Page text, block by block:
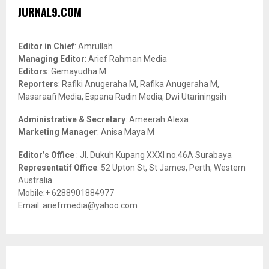
h
o
r
:
JURNAL9.COM
Editor in Chief: Amrullah
Managing Editor: Arief Rahman Media
Editors: Gemayudha M
Reporters: Rafiki Anugeraha M, Rafika Anugeraha M,
Masaraafi Media, Espana Radin Media, Dwi Utariningsih
Administrative & Secretary: Ameerah Alexa
Marketing Manager: Anisa Maya M
Editor’s Office : Jl. Dukuh Kupang XXXI no.46A Surabaya
Representatif Office: 52 Upton St, St James, Perth, Western
Australia
Mobile:+ 6288901884977
Email: ariefrmedia@yahoo.com